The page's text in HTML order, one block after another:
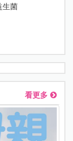
生菌
看更多